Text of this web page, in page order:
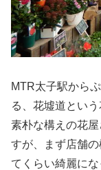
MTR太子駅から
る、花墟道とい
素朴な構えの花
すが、まず店舗
てくらい綺麗に